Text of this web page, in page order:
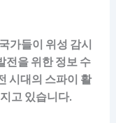
가들이 위성 감시
전을 위한 정보 수
시대의 스파이 활
고 있습니다.